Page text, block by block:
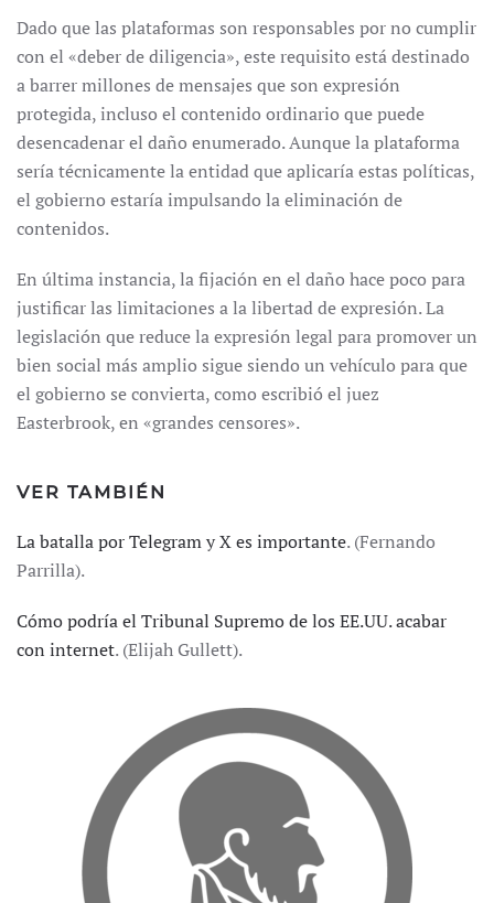
Dado que las plataformas son responsables por no cumplir
con el «deber de diligencia», este requisito está destinado
a barrer millones de mensajes que son expresión
protegida, incluso el contenido ordinario que puede
desencadenar el daño enumerado. Aunque la plataforma
sería técnicamente la entidad que aplicaría estas políticas,
el gobierno estaría impulsando la eliminación de
contenidos.
En última instancia, la fijación en el daño hace poco para
justificar las limitaciones a la libertad de expresión. La
legislación que reduce la expresión legal para promover un
bien social más amplio sigue siendo un vehículo para que
el gobierno se convierta, como escribió el juez
Easterbrook, en «grandes censores».
VER TAMBIÉN
La batalla por Telegram y X es importante. (Fernando
Parrilla).
Cómo podría el Tribunal Supremo de los EE.UU. acabar
con internet. (Elijah Gullett).